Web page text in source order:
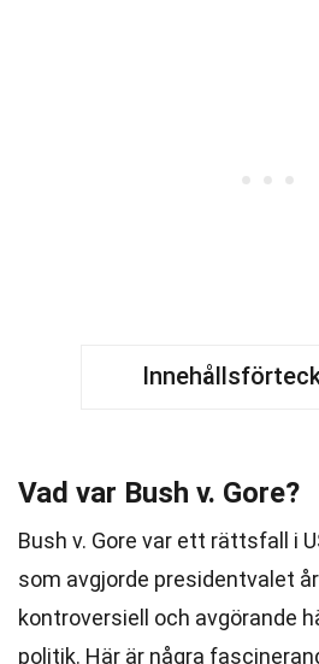
Vad var Bush v. Gore?
Bush v. Gore var ett rättsfall i
som avgjorde presidentvalet
kontroversiell och avgörande
politik. Här är några